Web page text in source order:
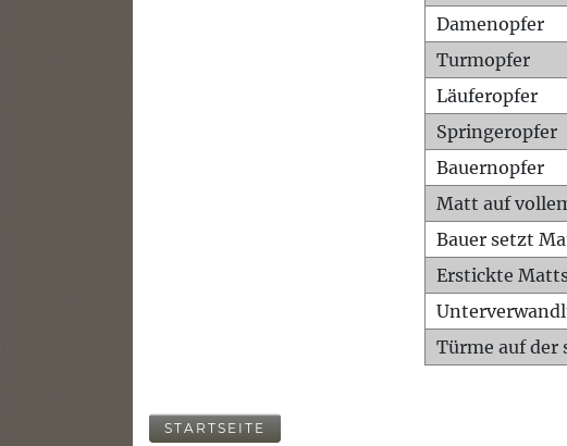
Damenopfer
Turmopfer
Läuferopfer
Springeropfer
Bauernopfer
Matt auf
Bauer setzt
Erstickte
Türme auf der
STARTSEITE